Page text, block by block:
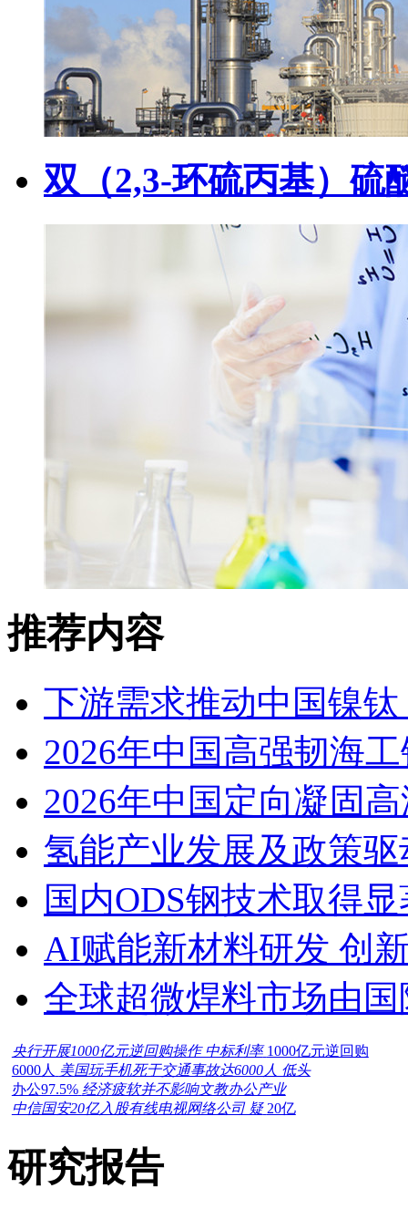
双（2,3-环硫丙基）硫
推荐内容
下游需求推动中国镍
2026年中国高强韧海
2026年中国定向凝固
氢能产业发展及政策
国内ODS钢技术取得
AI赋能新材料研发 创
全球超微焊料市场由
央行开展1000亿元逆回购操作 中标利率 1000亿元逆回购
6000人 美国玩手机死于交通事故达6000人 低头
办公97.5% 经济疲软并不影响文教办公产业
中信国安20亿入股有线电视网络公司 疑 20亿
研究报告